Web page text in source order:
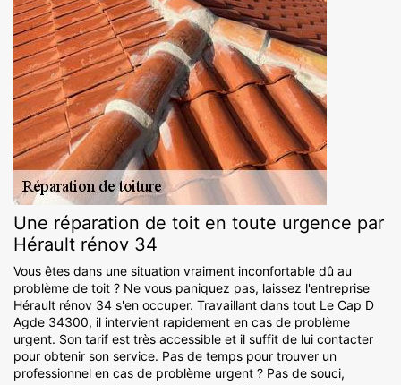
Une réparation de toit en toute urgence par
Hérault rénov 34
Vous êtes dans une situation vraiment inconfortable dû au
problème de toit ? Ne vous paniquez pas, laissez l'entreprise
Hérault rénov 34 s'en occuper. Travaillant dans tout Le Cap D
Agde 34300, il intervient rapidement en cas de problème
urgent. Son tarif est très accessible et il suffit de lui contacter
pour obtenir son service. Pas de temps pour trouver un
professionnel en cas de problème urgent ? Pas de souci,